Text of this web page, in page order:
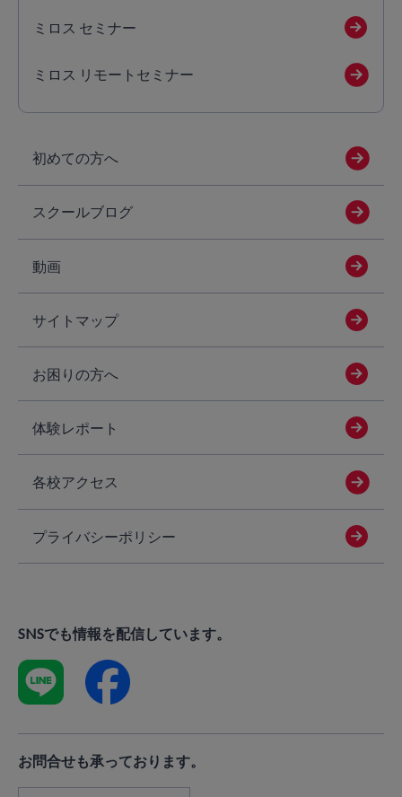
ミロス セミナー
ミロス リモートセミナー
初めての方へ
スクールブログ
動画
サイトマップ
お困りの方へ
体験レポート
各校アクセス
プライバシーポリシー
SNSでも情報を配信しています。
お問合せも承っております。